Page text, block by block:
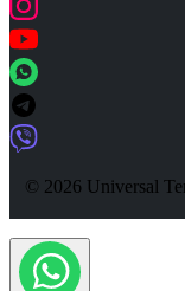
© 2026 Universal